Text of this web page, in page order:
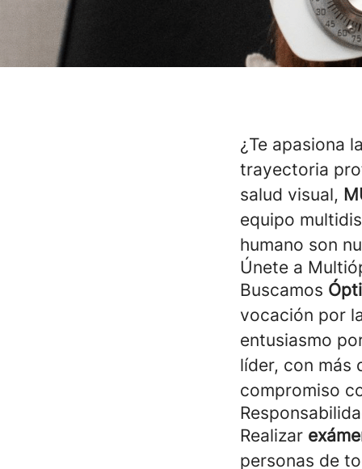
¿Te apasiona la
trayectoria
salud visual,
equipo
humano son
Únete a
Buscamos
vocación por
entusiasmo
líder, con más
compromiso
Realizar
personas de